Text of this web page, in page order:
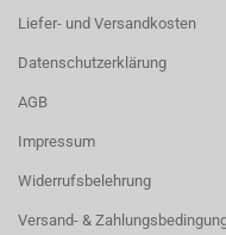
Liefer- und Versandkosten
Datenschutzerklärung
AGB
Impressum
Widerrufsbelehrung
Versand- &